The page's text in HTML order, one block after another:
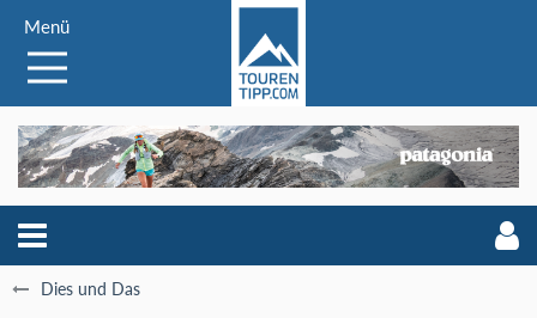
Menü
Dies und Das